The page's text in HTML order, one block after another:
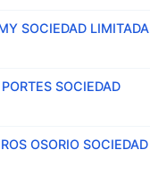
SOCIEDAD LIMITADA
SOCIEDAD
OSORIO SOCIEDAD